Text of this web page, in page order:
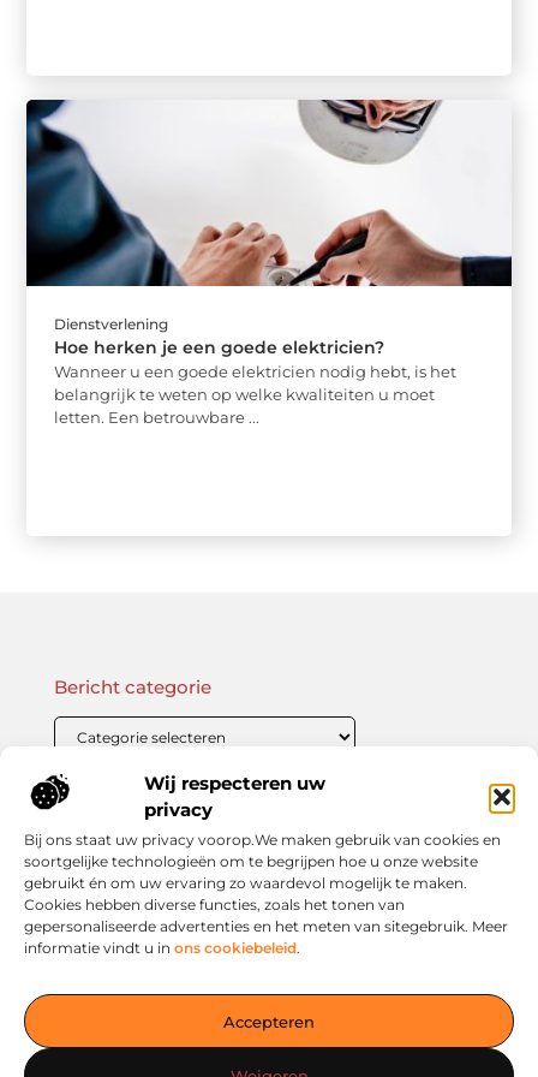
Wij respecteren uw
privacy
Bij ons staat uw privacy voorop.We maken gebruik van cookies en
soortgelijke technologieën om te begrijpen hoe u onze website
gebruikt én om uw ervaring zo waardevol mogelijk te maken.
Cookies hebben diverse functies, zoals het tonen van
gepersonaliseerde advertenties en het meten van sitegebruik. Meer
informatie vindt u in ons cookiebeleid.
Accepteren
Dienstverlening
Hoe herken je een goede elektricien?
Wanneer u een goede elektricien nodig hebt, is het
belangrijk te weten op welke kwaliteiten u moet
letten. Een betrouwbare ...
— Verken prikkelende blogs, slimme inzichten en praktische
tips voor een bewuster en slimmer leven. Alles overzichtelijk
verzameld op één platform. Begin vandaag nog op living-
Onze informatie
Bericht categorie